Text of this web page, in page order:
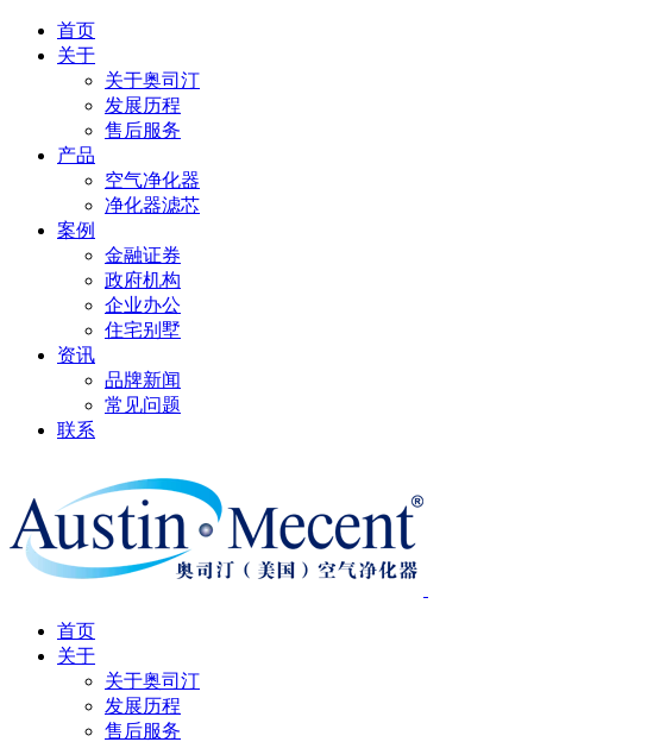
首页
关于
关于奥司汀
发展历程
售后服务
产品
空气净化器
净化器滤芯
案例
金融证券
政府机构
企业办公
住宅别墅
资讯
品牌新闻
常见问题
联系
首页
关于
关于奥司汀
发展历程
售后服务